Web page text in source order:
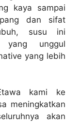
kaya sampai
dan sifat
susu ini
yang unggul
yang lebih
kami ke
meningkatkan
akan